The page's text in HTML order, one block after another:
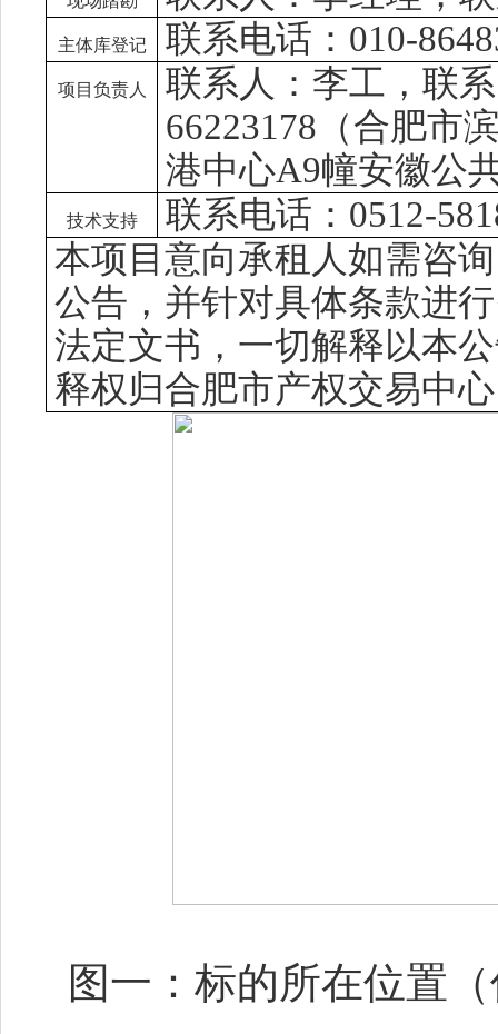
主体库登记 联系电话： 010-
项目负责人
联系人：李工，联
66223178（合肥市
港中心A9幢安徽公
技术支持 联系电话： 0512-
本项目意向承租人如需咨
公告，并针对具体条款进
法定文书，一切解释以本
释权归合肥市产权交易中
图一：标的所在位置